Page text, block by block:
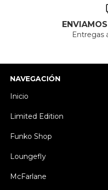
Entregas
NAVEGACIÓN
Inicio
Limited Edition
Funko Shop
Loungefly
McFarlane